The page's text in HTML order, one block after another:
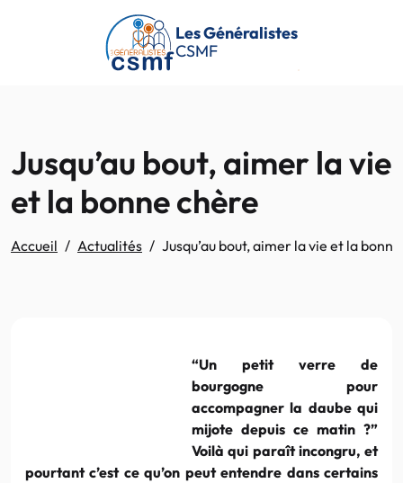
Passer au contenu principal
Les Généralistes
CSMF
Jusqu’au bout, aimer la vie
et la bonne chère
Accueil Actualités Jusqu’au bout, aimer la vie et la
“Un petit verre de
bourgogne pour
accompagner la daube qui
mijote depuis ce matin ?”
Voilà qui paraît incongru, et
pourtant c’est ce qu’on peut entendre dans certains